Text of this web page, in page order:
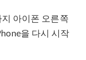
아이폰 오른쪽
을 다시 시작